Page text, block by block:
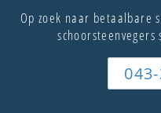
Op zoek naar betaalbare